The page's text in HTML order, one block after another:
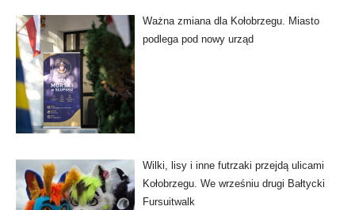
Ważna zmiana dla Kołobrzegu. Miasto
podlega pod nowy urząd
Wilki, lisy i inne futrzaki przejdą ulicami
Kołobrzegu. We wrześniu drugi Bałtycki
Fursuitwalk